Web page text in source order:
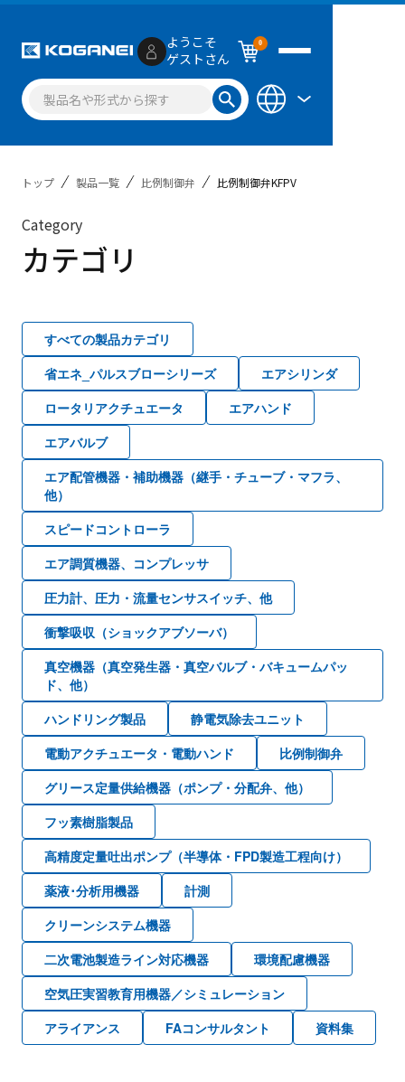
ようこそ
ゲストさん
0
トップ 製品一覧 比例制御弁 比例制御弁KFPV
Category
カテゴリ
すべての製品カテゴリ
省エネ_パルスブローシリーズ
エアシリンダ
ロータリアクチュエータ
エアハンド
エアバルブ
エア配管機器・補助機器（継手・チューブ・マフラ、
他）
スピードコントローラ
エア調質機器、コンプレッサ
圧力計、圧力・流量センサスイッチ、他
衝撃吸収（ショックアブソーバ）
真空機器（真空発生器・真空バルブ・バキュームパッ
ド、他）
ハンドリング製品
静電気除去ユニット
電動アクチュエータ・電動ハンド
比例制御弁
グリース定量供給機器（ポンプ・分配弁、他）
フッ素樹脂製品
高精度定量吐出ポンプ（半導体・FPD製造工程向け）
薬液･分析用機器
計測
クリーンシステム機器
二次電池製造ライン対応機器
環境配慮機器
空気圧実習教育用機器／シミュレーション
アライアンス
FAコンサルタント 資料集